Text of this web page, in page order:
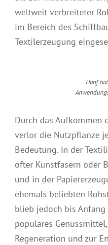
weltweit verbreiteter
im Bereich des
Textilerzeugung
Hanf
Durch das Aufkommen
verlor die Nutzpflanze
Bedeutung. In der
öfter Kunstfasern oder
und in der
ehemals beliebten
blieb jedoch bis Anfang
populäres
Regeneration und zur